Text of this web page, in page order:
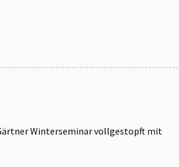
Winterseminar vollgestopft mit